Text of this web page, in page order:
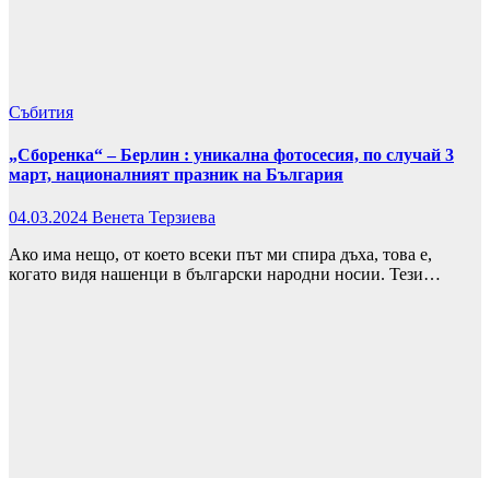
Събития
„Сборенка“ – Берлин : уникална фотосесия, по случай 3
март, националният празник на България
04.03.2024 Венета Терзиева
Ако има нещо, от което всеки път ми спира дъха, това е,
когато видя нашенци в български народни носии. Тези…